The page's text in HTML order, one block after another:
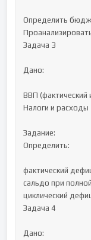
Определить
Задача 3
Дано:
ВВП (фактический
Налоги и расходы
Задание:
Определить:
фактический
сальдо при
циклический
Задача 4
Дано: